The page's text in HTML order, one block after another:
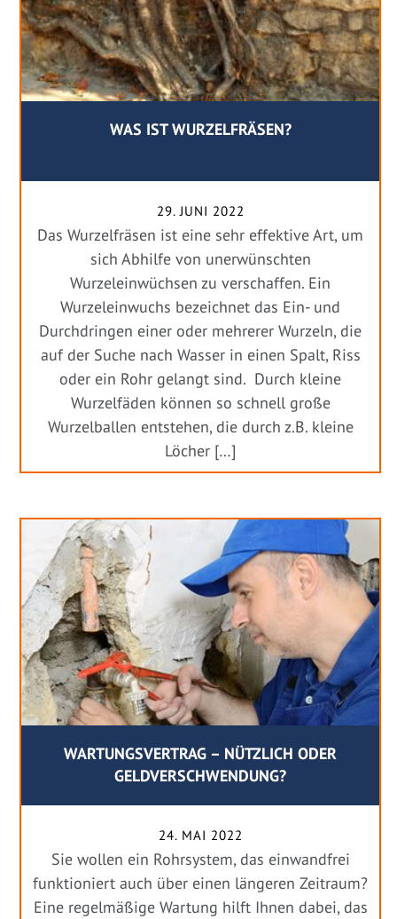
WAS IST WURZELFRÄSEN?
29. JUNI 2022
Das Wurzelfräsen ist eine sehr effektive Art, um
sich Abhilfe von unerwünschten
Wurzeleinwüchsen zu verschaffen. Ein
Wurzeleinwuchs bezeichnet das Ein- und
Durchdringen einer oder mehrerer Wurzeln, die
auf der Suche nach Wasser in einen Spalt, Riss
oder ein Rohr gelangt sind. Durch kleine
Wurzelfäden können so schnell große
Wurzelballen entstehen, die durch z.B. kleine
Löcher […]
WARTUNGSVERTRAG – NÜTZLICH ODER
GELDVERSCHWENDUNG?
24. MAI 2022
Sie wollen ein Rohrsystem, das einwandfrei
funktioniert auch über einen längeren Zeitraum?
Eine regelmäßige Wartung hilft Ihnen dabei, das